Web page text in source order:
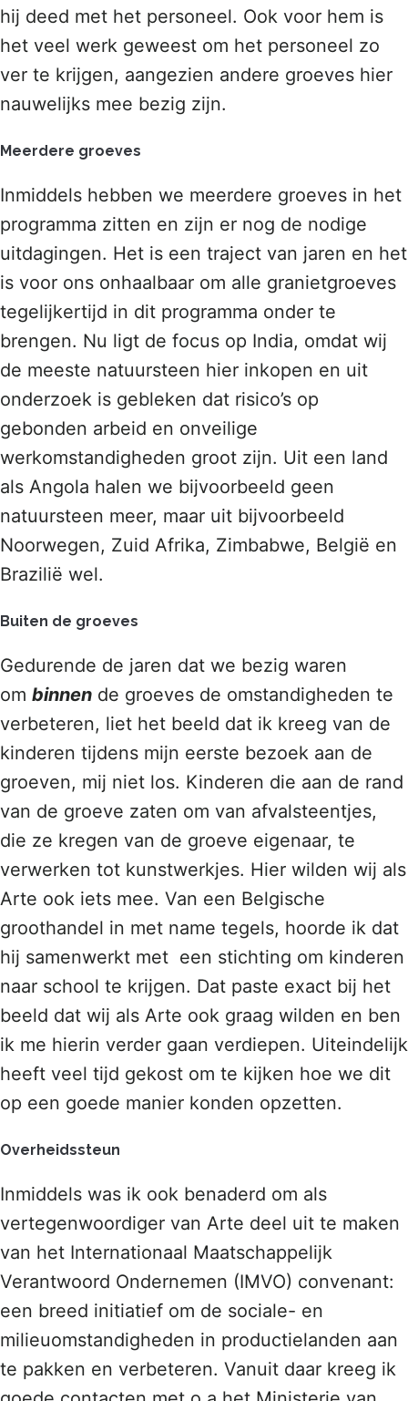
hij deed met het personeel. Ook voor hem is
het veel werk geweest om het personeel zo
ver te krijgen, aangezien andere groeves hier
nauwelijks mee bezig zijn.
Meerdere groeves
Inmiddels hebben we meerdere groeves in het
programma zitten en zijn er nog de nodige
uitdagingen. Het is een traject van jaren en het
is voor ons onhaalbaar om alle granietgroeves
tegelijkertijd in dit programma onder te
brengen. Nu ligt de focus op India, omdat wij
de meeste natuursteen hier inkopen en uit
onderzoek is gebleken dat risico’s op
gebonden arbeid en onveilige
werkomstandigheden groot zijn. Uit een land
als Angola halen we bijvoorbeeld geen
natuursteen meer, maar uit bijvoorbeeld
Noorwegen, Zuid Afrika, Zimbabwe, België en
Brazilië wel.
Buiten de groeves
Gedurende de jaren dat we bezig waren
om binnen de groeves de omstandigheden te
verbeteren, liet het beeld dat ik kreeg van de
kinderen tijdens mijn eerste bezoek aan de
groeven, mij niet los. Kinderen die aan de rand
van de groeve zaten om van afvalsteentjes,
die ze kregen van de groeve eigenaar, te
verwerken tot kunstwerkjes. Hier wilden wij als
Arte ook iets mee. Van een Belgische
groothandel in met name tegels, hoorde ik dat
hij samenwerkt met een stichting om kinderen
naar school te krijgen. Dat paste exact bij het
beeld dat wij als Arte ook graag wilden en ben
ik me hierin verder gaan verdiepen. Uiteindelijk
heeft veel tijd gekost om te kijken hoe we dit
op een goede manier konden opzetten.
Overheidssteun
Inmiddels was ik ook benaderd om als
vertegenwoordiger van Arte deel uit te maken
van het Internationaal Maatschappelijk
Verantwoord Ondernemen (IMVO) convenant:
een breed initiatief om de sociale- en
milieuomstandigheden in productielanden aan
te pakken en verbeteren. Vanuit daar kreeg ik